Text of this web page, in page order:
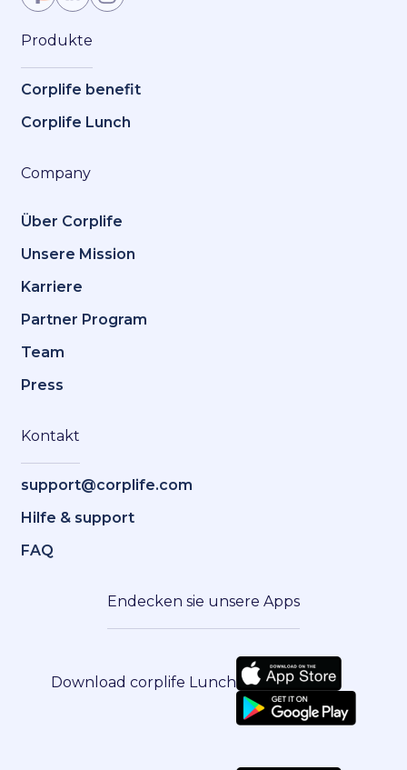
Produkte
Corplife benefit
Corplife Lunch
Company
Über Corplife
Unsere Mission
Karriere
Partner Program
Team
Press
Kontakt
support@corplife.com
Hilfe & support
FAQ
Endecken sie unsere Apps
Download corplife Lunch